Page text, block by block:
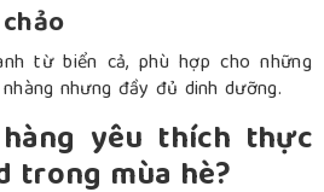
từ biển cả, phù hợp cho những
nhưng đầy đủ dinh dưỡng.
yêu thích thực
trong mùa hè?